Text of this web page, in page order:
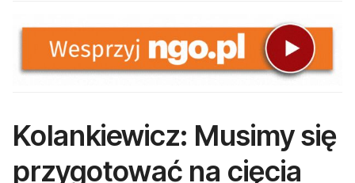
Kolankiewicz: Musimy się
przygotować na cięcia